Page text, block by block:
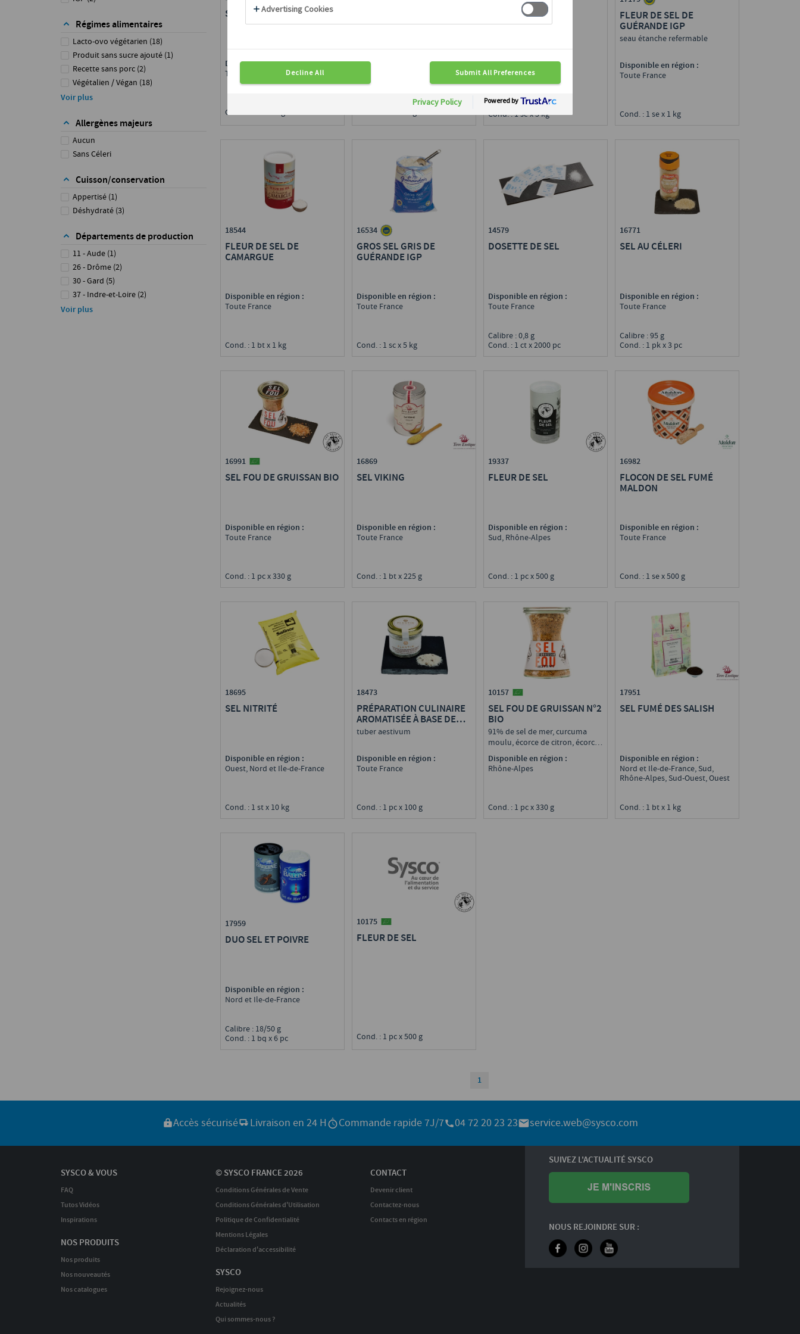
Régimes alimentaires
Lacto-ovo végétarien (18)
Produit sans sucre ajouté (1)
Recette sans porc (2)
Végétalien / Végan (18)
Végétarien
Voir plus
Allergènes majeurs
Aucun
Sans Céleri
Cuisson/conservation
Appertisé (1)
Déshydraté (3)
Départements de production
11 - Aude (1)
26 - Drôme (2)
30 - Gard (5)
37 - Indre-et-Loire (2)
44 - Loire-Atlantique
Voir plus
SEL FIN
Disponible en région :
Toute France
Cond. : 1 st x 1 kg
Disponible en région :
Cond. : 1 st x 1 kg
Disponible en région :
Toute France
Cond. : 1 se x 5 kg
FLEUR DE SEL DE
GUÉRANDE IGP
seau étanche refermable
Disponible en région :
Toute France
Cond. : 1 se x 1 kg
18544
FLEUR DE SEL DE
CAMARGUE
Disponible en région :
Toute France
Cond. : 1 bt x 1 kg
16534
GROS SEL GRIS DE
GUÉRANDE IGP
Disponible en région :
Toute France
Cond. : 1 sc x 5 kg
14579
DOSETTE DE SEL
Disponible en région :
Toute France
Calibre : 0,8 g
Cond. : 1 ct x 2000 pc
16771
SEL AU CÉLERI
Disponible en région :
Toute France
Calibre : 95 g
Cond. : 1 pk x 3 pc
16991
SEL FOU DE GRUISSAN BIO
Disponible en région :
Toute France
Cond. : 1 pc x 330 g
16869
SEL VIKING
Disponible en région :
Toute France
Cond. : 1 bt x 225 g
19337
FLEUR DE SEL
Disponible en région :
Sud, Rhône-Alpes
Cond. : 1 pc x 500 g
16982
FLOCON DE SEL FUMÉ
MALDON
Disponible en région :
Toute France
Cond. : 1 se x 500 g
18695
SEL NITRITÉ
Disponible en région :
Ouest, Nord et Ile-de-France
Cond. : 1 st x 10 kg
18473
PRÉPARATION CULINAIRE
AROMATISÉE À BASE DE
SEL DE GUÉRANDE ET DE
tuber aestivum
Disponible en région :
Toute France
Cond. : 1 pc x 100 g
10157
SEL FOU DE GRUISSAN N°2
BIO
91% de sel de mer, curcuma
moulu, écorce de citron, écorce
d'orange, pavot bleu grains
Disponible en région :
Rhône-Alpes
Cond. : 1 pc x 330 g
17951
SEL FUMÉ DES SALISH
Disponible en région :
Nord et Ile-de-France, Sud,
Rhône-Alpes, Sud-Ouest, Ouest
Cond. : 1 bt x 1 kg
17959
DUO SEL ET POIVRE
Disponible en région :
Nord et Ile-de-France
Calibre : 18/50 g
Cond. : 1 bq x 6 pc
10175
FLEUR DE SEL
Cond. : 1 pc x 500 g
1
Accès sécurisé Livraison en 24 H Commande rapide 7J/7 04 72 20 23 23 service.web@sysco.com
SYSCO & VOUS
FAQ
Tutos Vidéos
Inspirations
NOS PRODUITS
Nos produits
Nos nouveautés
Nos catalogues
© SYSCO FRANCE 2026
Conditions Générales de Vente
Conditions Générales d'Utilisation
Politique de Confidentialité
Mentions Légales
Déclaration d'accessibilité
SYSCO
Rejoignez-nous
Actualités
Qui sommes-nous ?
CONTACT
Devenir client
Contactez-nous
Contacts en région
SUIVEZ L'ACTUALITÉ SYSCO
NOUS REJOINDRE SUR :